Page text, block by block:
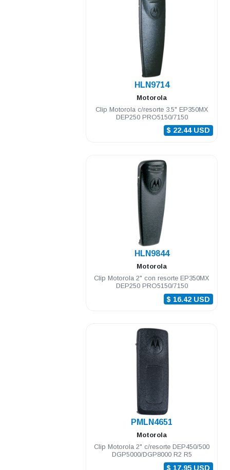
HLN9714
Motorola
Clip Motorola c/resorte 3.5" EP350MX
DEP250 PRO5150/7150
$ 22.44 USD
HLN9844
Motorola
Clip Motorola 2" con resorte EP350MX
DEP250 PRO5150/7150
$ 16.42 USD
PMLN4651
Motorola
Clip Motorola 2" c/resorte DEP450/500
DGP5000/DGP8000 R2 R5
$ 17.95 USD